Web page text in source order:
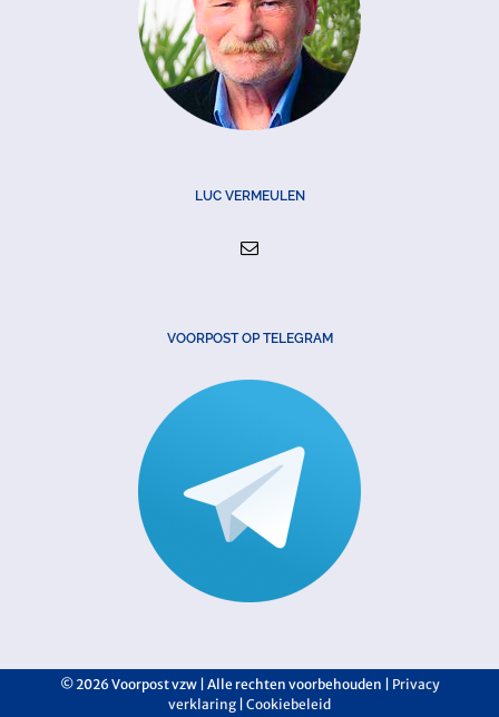
LUC VERMEULEN
VOORPOST OP TELEGRAM
©2026 Voorpost vzw | Alle rechten voorbehouden | Privacy
verklaring Cookiebeleid